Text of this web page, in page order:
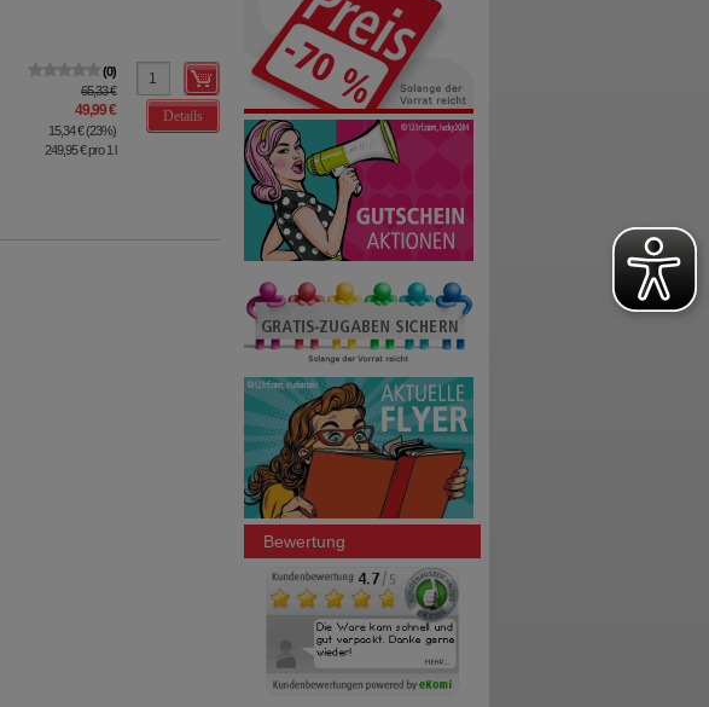
0
65,33 €
49,99 €
15,34 €(23%)
249,95 €pro 1 l
Details
Bewertung